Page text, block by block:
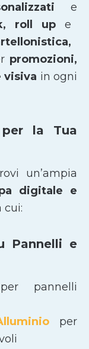
e
roll up e
promozioni,
visiva in ogni
la Tua
un’ampia
digitale e
cui:
Pannelli e
pannelli
per